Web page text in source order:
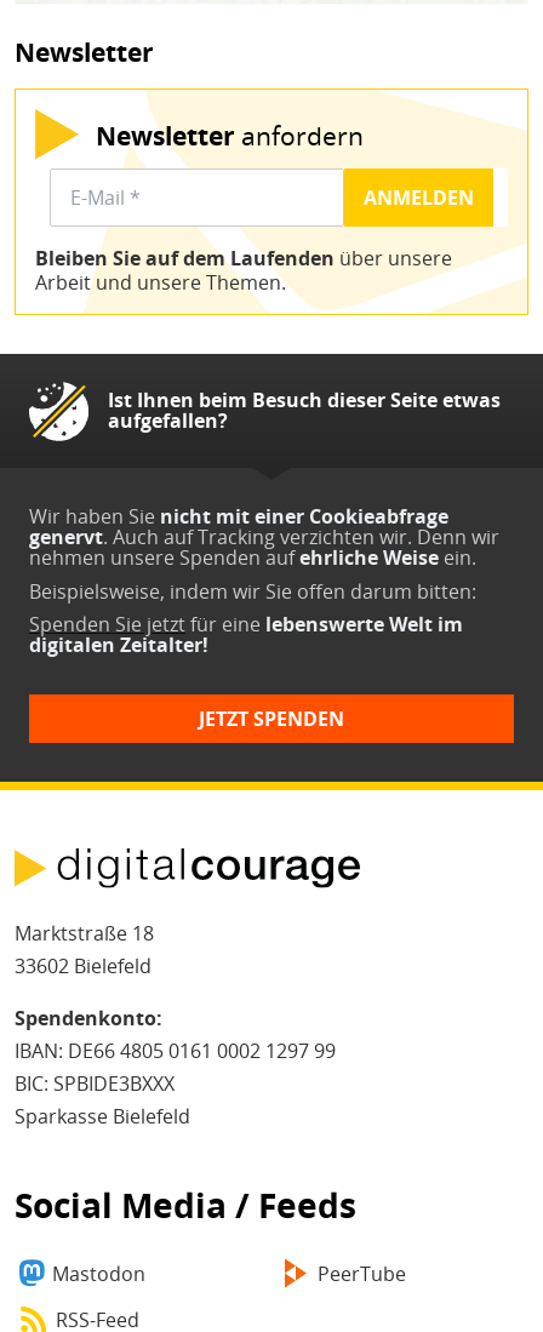
Newsletter
Newsletter anfordern
Bleiben Sie auf dem Laufenden über unsere
Arbeit und unsere Themen.
Ist Ihnen beim Besuch dieser Seite etwas
aufgefallen?
Wir haben Sie nicht mit einer Cookieabfrage
genervt. Auch auf Tracking verzichten wir. Denn wir
nehmen unsere Spenden aufehrliche Weise ein.
Beispielsweise, indem wir Sie offen darum bitten:
Spenden Sie jetztfür eine lebenswerte Welt im
digitalen Zeitalter!
JETZT SPENDEN
Marktstraße 18
33602 Bielefeld
Spendenkonto:
IBAN: DE66 4805 0161 0002 1297 99
BIC: SPBIDE3BXXX
Sparkasse Bielefeld
Social Media / Feeds
Mastodon
PeerTube
RSS-Feed